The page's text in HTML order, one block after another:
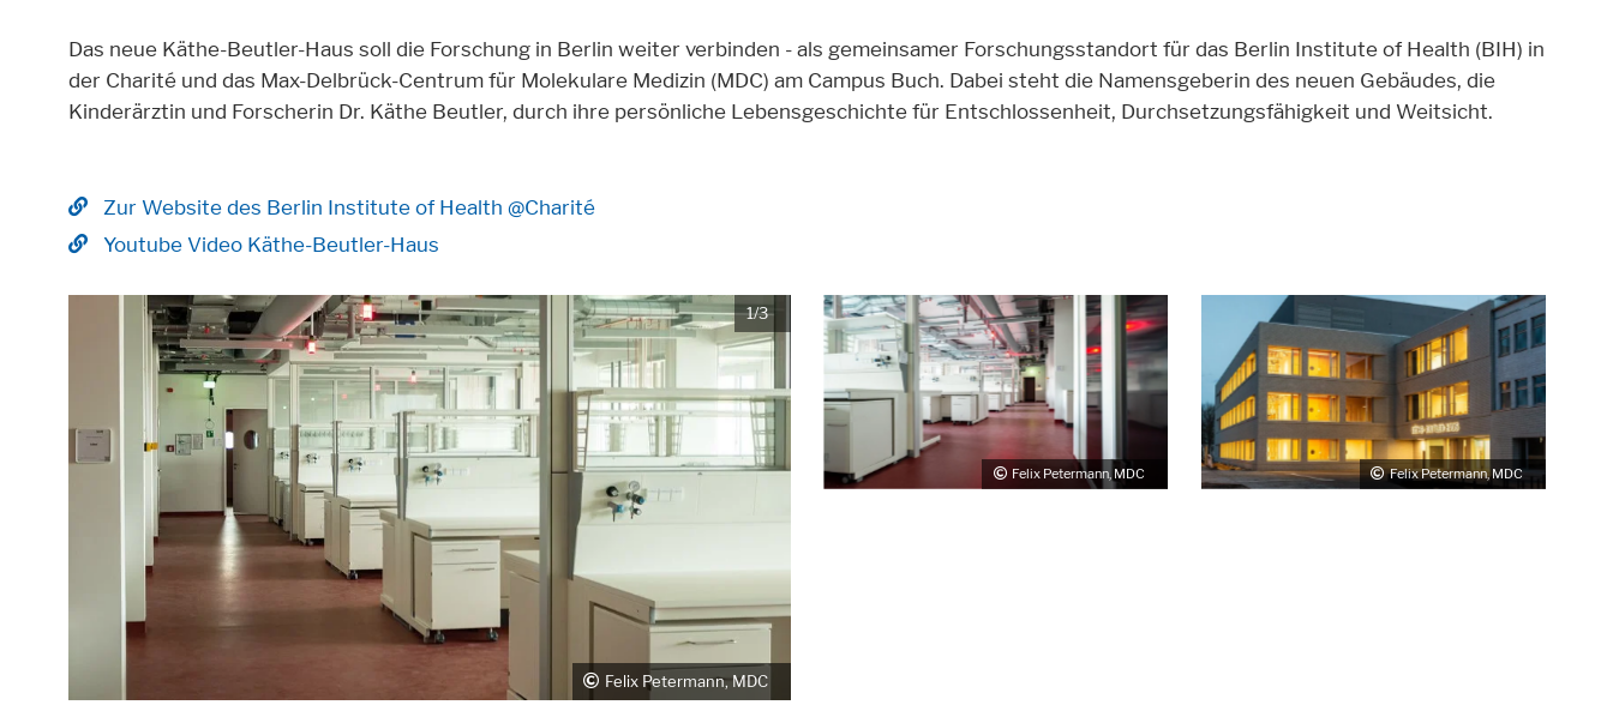
Das neue Käthe-Beutler-Haus soll die Forschung in Berlin weiter verbinden - als gemeinsamer Forschungsstandort für das Berlin Institute of Health (BIH) in
der Charité und das Max-Delbrück-Centrum für Molekulare Medizin (MDC) am Campus Buch. Dabei steht die Namensgeberin des neuen Gebäudes, die
Kinderärztin und Forscherin Dr. Käthe Beutler, durch ihre persönliche Lebensgeschichte für Entschlossenheit, Durchsetzungsfähigkeit und Weitsicht.
Zur Website des Berlin Institute of Health @Charité
Youtube Video Käthe-Beutler-Haus
Felix Petermann, MDC
1/3
Felix Petermann, MDC Felix Petermann, MDC
Alle akzeptieren Speichern Ablehnen
Impressum Datenschutz